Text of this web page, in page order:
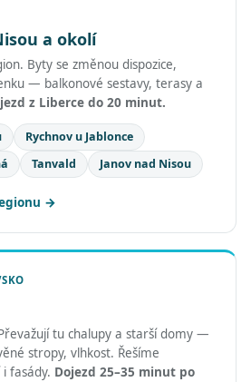
a okolí
Byty se změnou dispozice,
— balkonové sestavy, terasy a
z Liberce do 20 minut.
Rychnov u Jablonce
Tanvald Janov nad Nisou
tu chalupy a starší domy —
stropy, vlhkost. Řešíme
fasády. Dojezd 25–35 minut po